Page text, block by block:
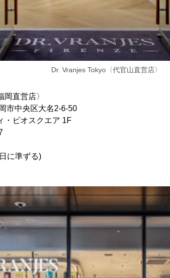
Dr. Vranjes Tokyo〈代官山直営店〉
岡直営店〉
市中央区大名2-6-50
・ビオスクエア 1F
に準ずる)